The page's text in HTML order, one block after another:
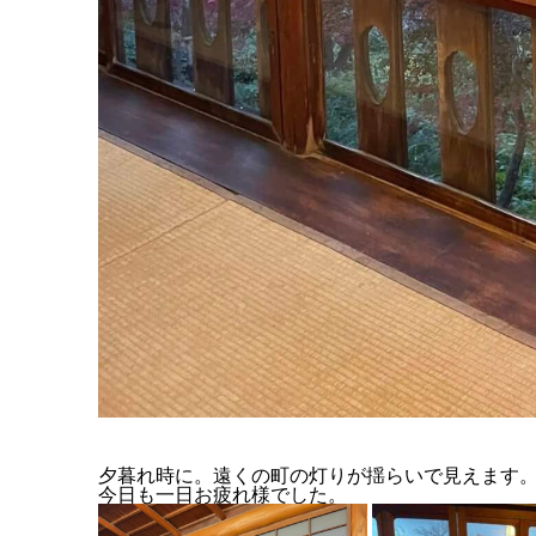
夕暮れ時に。遠くの町の灯りが揺らいで見えます
今日も一日お疲れ様でした。